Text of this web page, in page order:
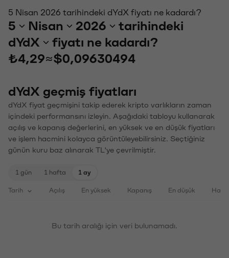
5 Nisan 2026 tarihindeki dYdX fiyatı ne kadardı?
5 Nisan 2026
tarihindeki
dYdX
fiyatı ne kadardı?
₺4,29≈$0,09630494
dYdX geçmiş fiyatları
dYdX fiyat geçmişini takip ederek kripto varlıkların zaman
içindeki performansını izleyin. Aşağıdaki tabloyu kullanarak
açılış ve kapanış değerlerini, en yüksek ve en düşük fiyatları
ve işlem hacmini kolayca görüntüleyebilirsiniz. Seçtiğiniz
günün kuru baz alınarak TL'ye çevrilmiştir.
1 gün 1 hafta 1 ay
Tarih Açılış En yüksek Kapanış En düşük
Bu tarih aralığı için veri bulunamadı.